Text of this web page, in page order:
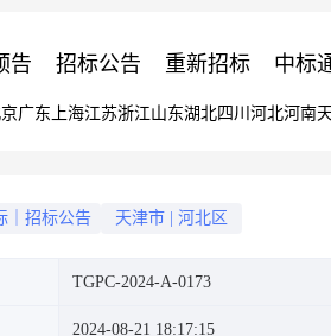
告 招标公告 重新招标 中标
广东 上海江苏浙江山东湖北四川 河北河南
｜招标公告 天津市 河北区
TGPC-2024-A-0173
2024-08-21 18:17:15